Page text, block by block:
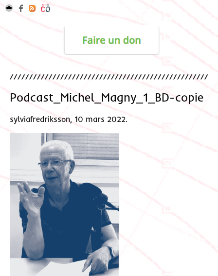
Podcast_Michel_Magny_1_BD-copie
sylviafredriksson, 10 mars 2022.